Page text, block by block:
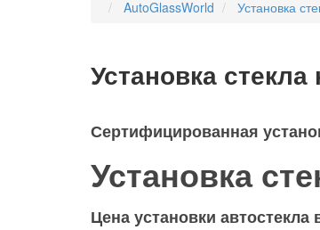
AutoGlassWorld Установка
Установка
Сертифицированная
Установка
Цена установки автостекла